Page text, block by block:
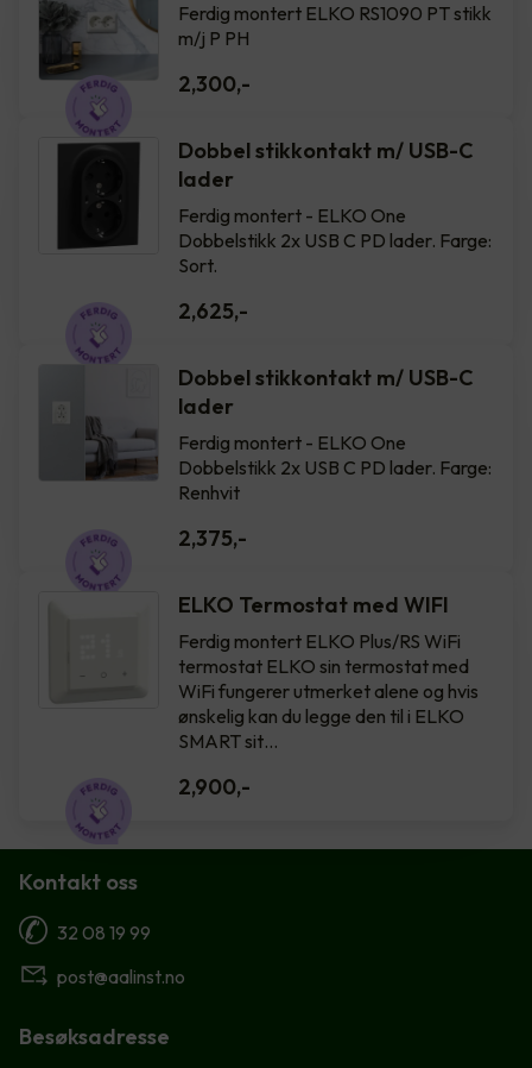
Ferdig montert ELKO RS1090 PT stikk
m/j P PH
2,300,-
Dobbel stikkontakt m/ USB-C
lader
Ferdig montert - ELKO One
Dobbelstikk 2x USB C PD lader. Farge:
Sort.
2,625,-
Dobbel stikkontakt m/ USB-C
lader
Ferdig montert - ELKO One
Dobbelstikk 2x USB C PD lader. Farge:
Renhvit
2,375,-
ELKO Termostat med WIFI
Ferdig montert ELKO Plus/RS WiFi
termostat ELKO sin termostat med
WiFi fungerer utmerket alene og hvis
ønskelig kan du legge den til i ELKO
SMART sit…
2,900,-
Kontakt oss
32 08 19 99
post@aalinst.no
Besøksadresse